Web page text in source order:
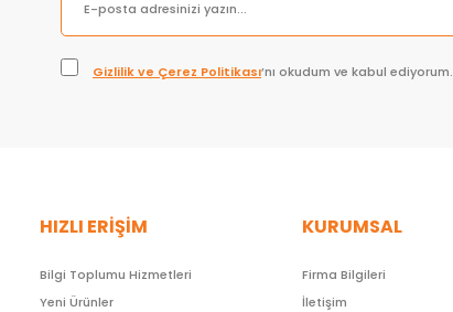
Gizlilik ve Çerez Politikası’nı okudum ve kabul ediyorum.
HIZLI ERİŞİM
Bilgi Toplumu Hizmetleri
Yeni Ürünler
KURUMSAL
Firma Bilgileri
İletişim